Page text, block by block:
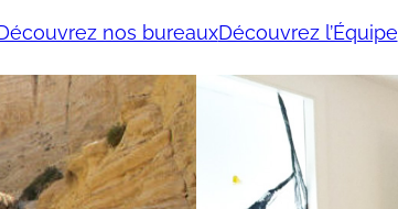
nos bureauxDécouvrez l’Équipe